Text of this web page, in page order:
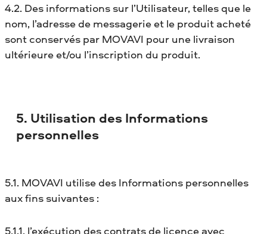
4.2. Des informations sur l’Utilisateur, telles que le
nom, l’adresse de messagerie et le produit acheté
sont conservés par MOVAVI pour une livraison
ultérieure et/ou l’inscription du produit.
5. Utilisation des Informations
personnelles
5.1. MOVAVI utilise des Informations personnelles
aux fins suivantes :
5.1.1. l’exécution des contrats de licence avec